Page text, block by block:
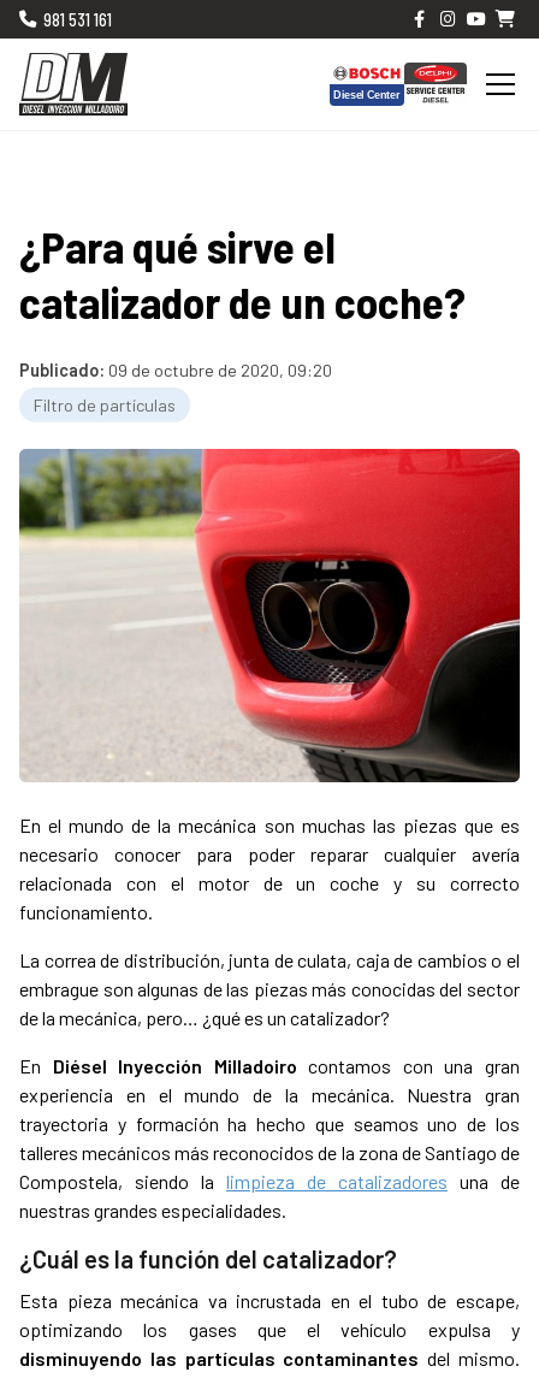
981 531 161
¿Para qué sirve el
catalizador de un coche?
Publicado: 09 de octubre de 2020, 09:20
Filtro de partículas
En el mundo de la mecánica son muchas las piezas que es
necesario conocer para poder reparar cualquier avería
relacionada con el motor de un coche y su correcto
funcionamiento.
La correa de distribución, junta de culata, caja de cambios o el
embrague son algunas de las piezas más conocidas del sector
de la mecánica, pero… ¿qué es un catalizador?
En Diésel Inyección Milladoiro contamos con una gran
experiencia en el mundo de la mecánica. Nuestra gran
trayectoria y formación ha hecho que seamos uno de los
talleres mecánicos más reconocidos de la zona de Santiago de
Compostela, siendo la limpieza de catalizadores una de
nuestras grandes especialidades.
¿Cuál es la función del catalizador?
Esta pieza mecánica va incrustada en el tubo de escape,
optimizando los gases que el vehículo expulsa y
disminuyendo las partículas contaminantes del mismo.